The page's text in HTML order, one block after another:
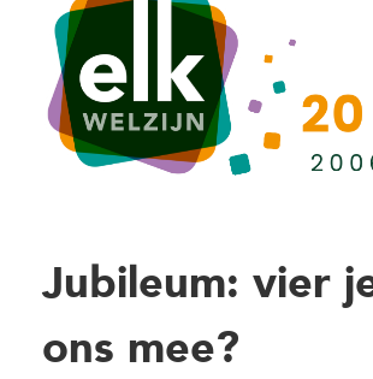
Jubileum: vier
ons mee?